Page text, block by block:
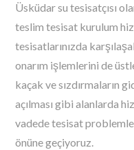
Üsküdar su tesisatçısı
teslim tesisat kurulum
tesisatlarınızda
onarım işlemlerini de
kaçak ve sızdırmaların
açılması gibi alanlarda
vadede tesisat
önüne geçiyoruz.